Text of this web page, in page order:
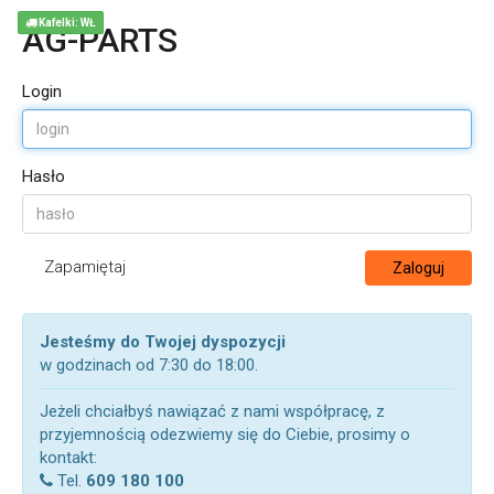
AG-PARTS
Login
Hasło
Zapamiętaj Zaloguj
Jesteśmy do Twojej dyspozycji
w godzinach od 7:30 do 18:00.
Jeżeli chciałbyś nawiązać z nami współpracę, z
przyjemnością odezwiemy się do Ciebie, prosimy o
kontakt:
Tel. 609 180 100
Kafelki: WŁ